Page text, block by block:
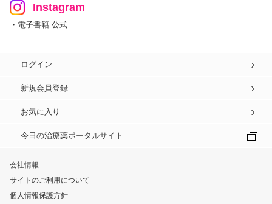
Instagram
・電子書籍 公式
ログイン
新規会員登録
お気に入り
今日の治療薬ポータルサイト
会社情報
サイトのご利用について
個人情報保護方針